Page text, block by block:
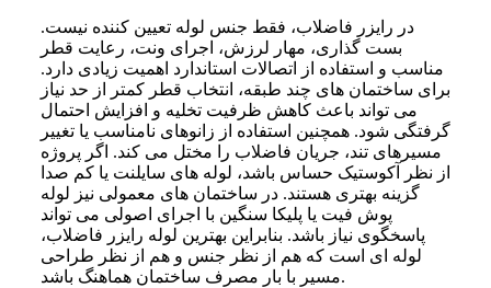
در رایزر فاضلاب، فقط جنس لوله تعیین کننده نیست.
بست گذاری، مهار لرزش، اجرای ونت، رعایت قطر
مناسب و استفاده از اتصالات استاندارد اهمیت زیادی دارد.
برای ساختمان های چند طبقه، انتخاب قطر کمتر از حد نیاز
می تواند باعث کاهش ظرفیت تخلیه و افزایش احتمال
گرفتگی شود. همچنین استفاده از زانوهای نامناسب یا تغییر
مسیرهای تند، جریان فاضلاب را مختل می کند. اگر پروژه
از نظر آکوستیک حساس باشد، لوله های سایلنت یا کم صدا
گزینه بهتری هستند. در ساختمان های معمولی نیز لوله
پوش فیت یا پلیکا سنگین با اجرای اصولی می تواند
پاسخگوی نیاز باشد. بنابراین بهترین لوله رایزر فاضلاب،
لوله ای است که هم از نظر جنس و هم از نظر طراحی
مسیر با بار مصرف ساختمان هماهنگ باشد.